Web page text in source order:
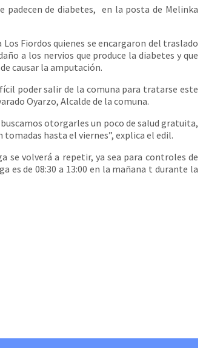
de diabetes, en la posta de Melinka
Fiordos quienes se encargaron del traslado
a los nervios que produce la diabetes y que
causar la amputación.
poder salir de la comuna para tratarse este
Oyarzo, Alcalde de la comuna.
otorgarles un poco de salud gratuita,
hasta el viernes”, explica el edil.
se volverá a repetir, ya sea para controles de
de 08:30 a 13:00 en la mañana t durante la